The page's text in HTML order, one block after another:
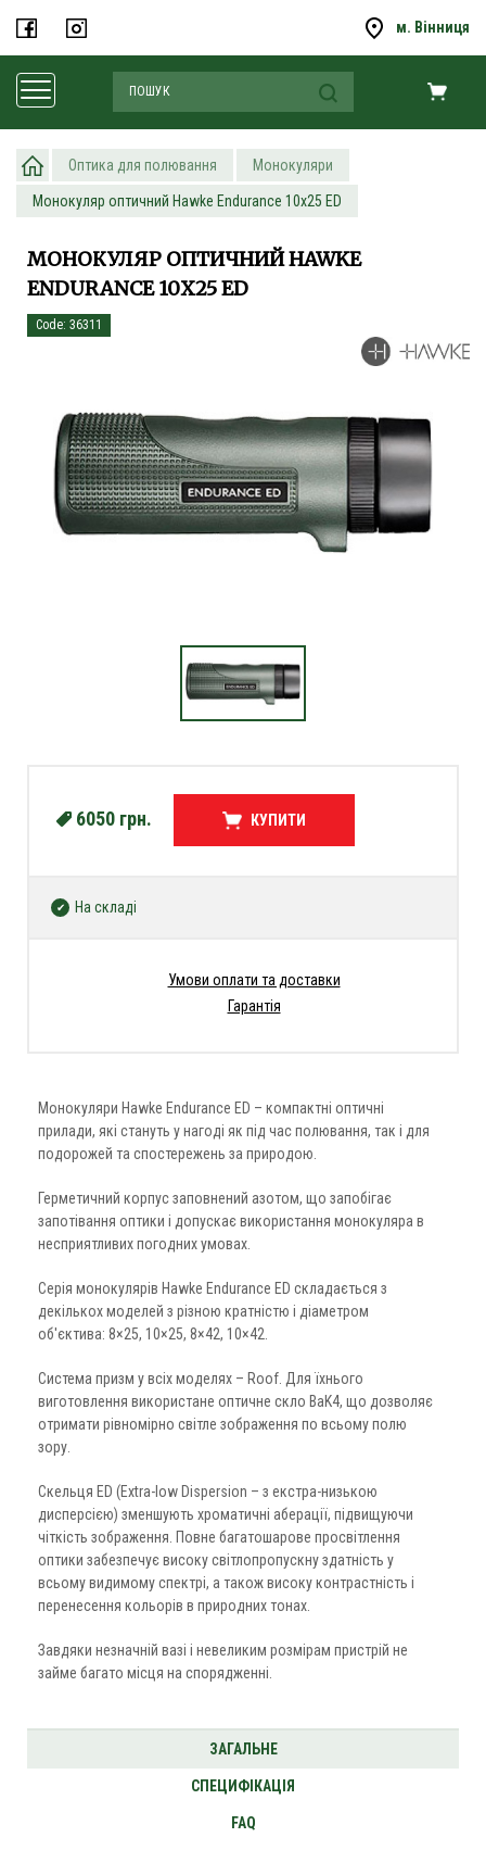
м. Вінниця
Оптика для полювання Монокуляри
Монокуляр оптичний Hawke Endurance 10х25 ED
МОНОКУЛЯР ОПТИЧНИЙ HAWKE
ENDURANCE 10Х25 ED
Code: 36311
Монокуляри Hawke Endurance ED – компактні оптичні
прилади, які стануть у нагоді як під час полювання, так і для
подорожей та спостережень за природою.
Герметичний корпус заповнений азотом, що запобігає
запотівання оптики і допускає використання монокуляра в
несприятливих погодних умовах.
Серія монокулярів Hawke Endurance ED складається з
декількох моделей з різною кратністю і діаметром
об'єктива: 8×25, 10×25, 8×42, 10×42.
Система призм у всіх моделях – Roof. Для їхнього
виготовлення використане оптичне скло BaK4, що дозволяє
отримати рівномірно світле зображення по всьому полю
зору.
Скельця ED (Extra-low Dispersion – з екстра-низькою
дисперсією) зменшують хроматичні аберації, підвищуючи
чіткість зображення. Повне багатошарове просвітлення
оптики забезпечує високу світлопропускну здатність у
всьому видимому спектрі, а також високу контрастність і
перенесення кольорів в природних тонах.
Завдяки незначній вазі і невеликим розмірам пристрій не
займе багато місця на спорядженні.
6050 грн. КУПИТИ
На складі
Умови оплати та доставки
Гарантія
ЗАГАЛЬНЕ
СПЕЦИФІКАЦІЯ
FAQ